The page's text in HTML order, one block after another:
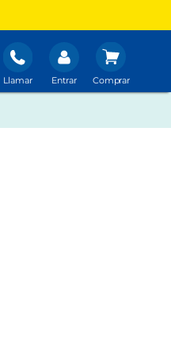
Llamar Entrar